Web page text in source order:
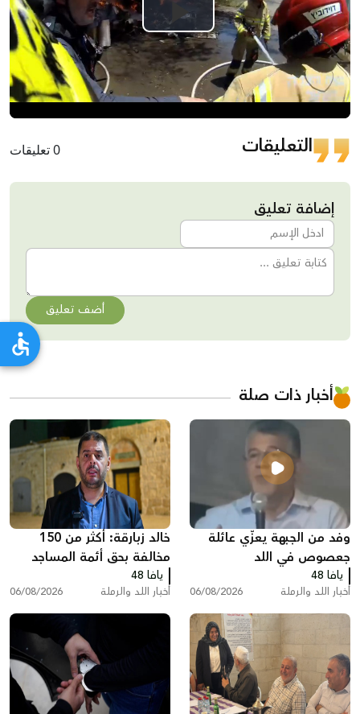
Play
Video
التعليقات 0 تعليقات
إضافة تعليق
أضف تعليق
أخبار ذات صلة
وفد من الجبهة يعزّي عائلة
جعصوص في اللد
يافا 48
أخبار اللد والرملة 06/08/2026
خالد زبارقة: أكثر من 150
مخالفة بحق أئمة المساجد
بسبب رفع الأذان في اللد
يافا 48
أخبار اللد والرملة 06/08/2026